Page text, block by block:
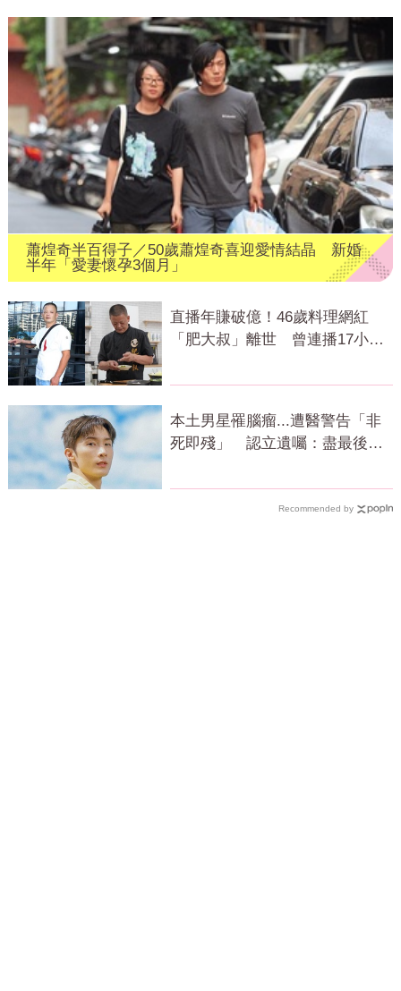
蕭煌奇半百得子／50歲蕭煌奇喜迎愛情結晶 新婚
半年「愛妻懷孕3個月」
直播年賺破億！46歲料理網紅
「肥大叔」離世 曾連播17小時
本土男星罹腦瘤...遭醫警告「非
死即殘」 認立遺囑：盡最後心
Recommended by